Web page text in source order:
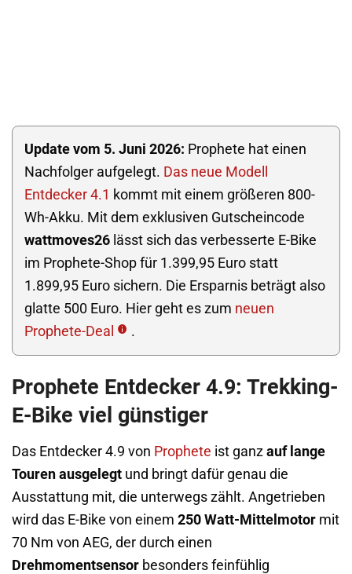
Update vom 5. Juni 2026: Prophete hat einen
Nachfolger aufgelegt. Das neue Modell
Entdecker 4.1 kommt mit einem größeren 800-
Wh-Akku. Mit dem exklusiven Gutscheincode
wattmoves26 lässt sich das verbesserte E-Bike
im Prophete-Shop für 1.399,95 Euro statt
1.899,95 Euro sichern. Die Ersparnis beträgt also
glatte 500 Euro. Hier geht es zum neuen
Prophete-Deal
.
Prophete Entdecker 4.9: Trekking-
E-Bike viel günstiger
Das Entdecker 4.9 von Prophete ist ganz auf lange
Touren ausgelegt und bringt dafür genau die
Ausstattung mit, die unterwegs zählt. Angetrieben
wird das E-Bike von einem 250 Watt-Mittelmotor mit
70 Nm von AEG, der durch einen
Drehmomentsensor besonders feinfühlig